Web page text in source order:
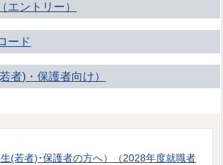
エントリー）
ード
者)・保護者向け）
(若者)･保護者の方へ）（2028年度就職者